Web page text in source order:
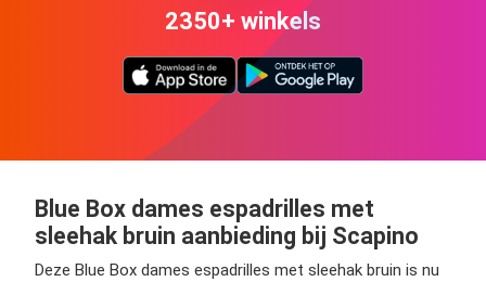
2350+ winkels
Blue Box dames espadrilles met
sleehak bruin aanbieding bij Scapino
Deze Blue Box dames espadrilles met sleehak bruin is nu